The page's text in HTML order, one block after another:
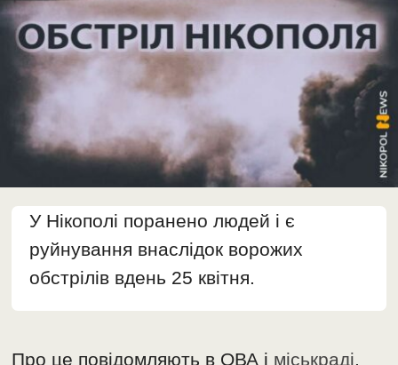
У Нікополі поранено людей і є
руйнування внаслідок ворожих
обстрілів вдень 25 квітня.
Про це повідомляють в ОВА і міськраді,